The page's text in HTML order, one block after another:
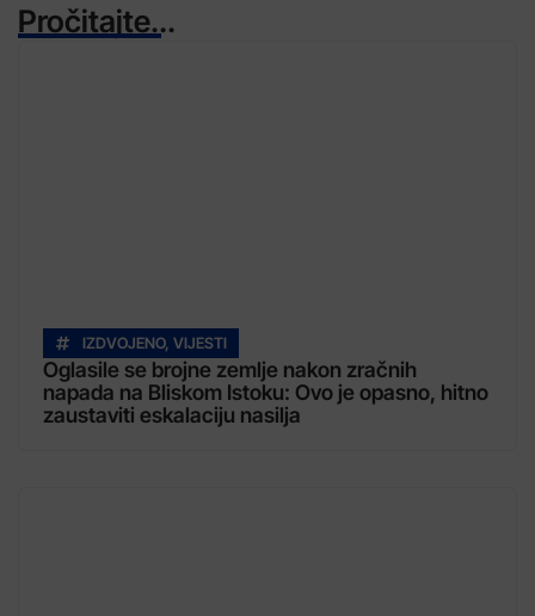
Pročitajte...
IZDVOJENO, VIJESTI
Oglasile se brojne zemlje nakon zračnih
napada na Bliskom Istoku: Ovo je opasno, hitno
zaustaviti eskalaciju nasilja